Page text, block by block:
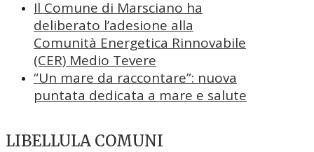
Il Comune di Marsciano ha
deliberato l’adesione alla
Comunità Energetica Rinnovabile
(CER) Medio Tevere
“Un mare da raccontare”: nuova
puntata dedicata a mare e salute
LIBELLULA COMUNI